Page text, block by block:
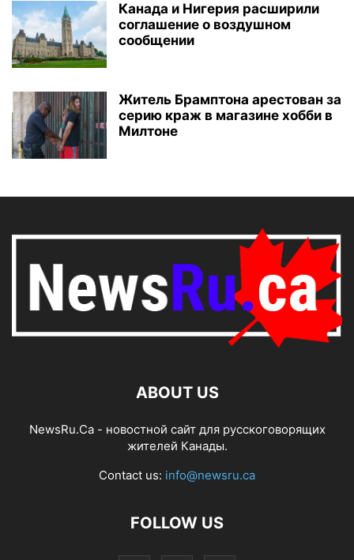
Канада и Нигерия расширили
соглашение о воздушном
сообщении
Житель Брамптона арестован за
серию краж в магазине хобби в
Милтоне
ABOUT US
NewsRu.Ca - новостной сайт для русскоговорящих
жителей Канады.
Contact us: info@newsru.ca
FOLLOW US